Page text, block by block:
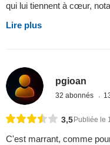
qui lui tiennent à cœur,
Lire plus
pgioan
32 abonnés
3,5 Publiée le
C'est marrant, comme